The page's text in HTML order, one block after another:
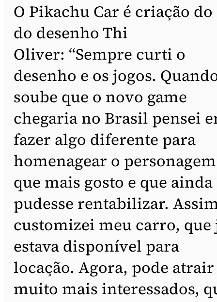
O Pikachu Car é criação do
do desenho Thi
Oliver: “Sempre curti o
desenho e os jogos.
soube que o novo game
chegaria no Brasil pensei
fazer algo diferente para
homenagear o personagem
que mais gosto e que ainda
pudesse rentabilizar.
customizei meu carro, que
estava disponível para
locação. Agora, pode atrair
muito mais interessados,